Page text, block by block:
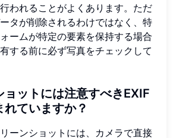
われることがよくあります。ただ
タが削除されるわけではなく、特
ームが特定の要素を保持する場合
する前に必ず写真をチェックして
ョットには注意すべきEXIF
ていますか？
ーンショットには、カメラで直接